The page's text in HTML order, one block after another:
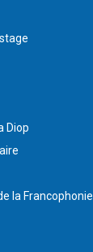
Diop
la Francophonie